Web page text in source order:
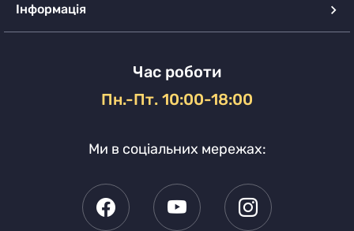
Інформація
Час роботи
Пн.-Пт. 10:00-18:00
Ми в соціальних мережах: